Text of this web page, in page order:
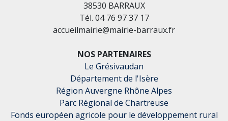
38530 BARRAUX
Tél. 04 76 97 37 17
accueilmairie@mairie-barraux.fr
NOS PARTENAIRES
Le Grésivaudan
Département de l'Isère
Région Auvergne Rhône Alpes
Parc Régional de Chartreuse
Fonds européen agricole pour le développement rural